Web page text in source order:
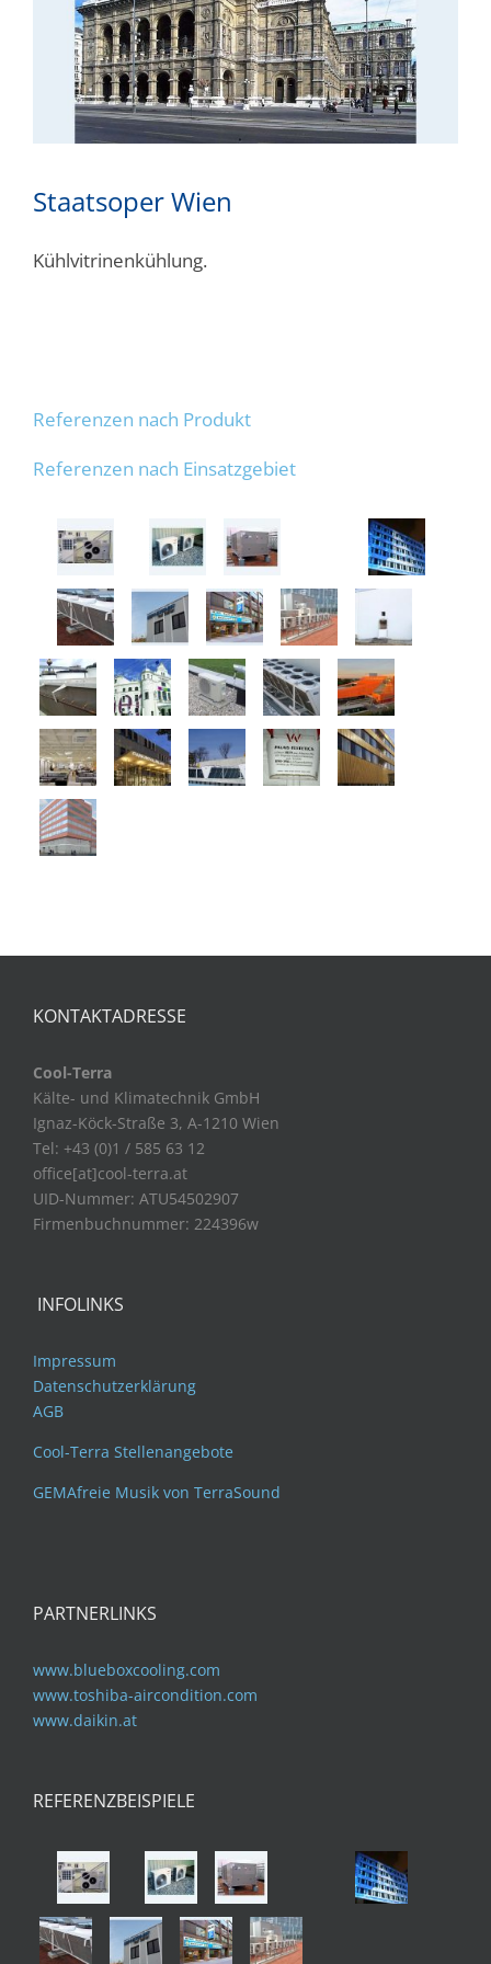
Staatsoper Wien
Kühlvitrinenkühlung.
Referenzen nach Produkt
Referenzen nach Einsatzgebiet
KONTAKTADRESSE
Cool-Terra
Kälte- und Klimatechnik GmbH
Ignaz-Köck-Straße 3, A-1210 Wien
Tel: +43 (0)1 / 585 63 12
office[at]cool-terra.at
UID-Nummer: ATU54502907
Firmenbuchnummer: 224396w
INFOLINKS
Impressum
Datenschutzerklärung
AGB
Cool-Terra Stellenangebote
GEMAfreie Musik von TerraSound
PARTNERLINKS
www.blueboxcooling.com
www.toshiba-aircondition.com
www.daikin.at
REFERENZBEISPIELE